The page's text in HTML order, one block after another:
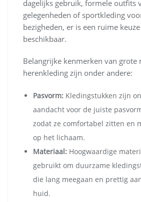
dagelijks gebruik, formele outfits
gelegenheden of sportkleding
bezigheden, er is een ruime
beschikbaar.
Belangrijke kenmerken van grote
herenkleding zijn onder andere:
Pasvorm: Kledingstukken zijn
aandacht voor de juiste
zodat ze comfortabel zitten en
op het lichaam.
Materiaal: Hoogwaardige
gebruikt om duurzame
die lang meegaan en prettig
huid.